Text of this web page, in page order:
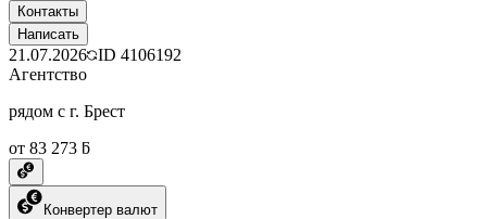
Контакты
Написать
21.07.2026 ID 4106192
Агентство
рядом с г. Брест
от 83 273 ƃ
Конвертер валют